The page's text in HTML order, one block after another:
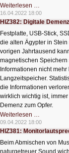
Weiterlesen …
Smartphone
als
16.04.2022 18:00
HIZ382: Digitale Demenz
Festplatte, USB-Stick,
die alten Ägypter in
vorigen Jahrtausend
magnetischen
Informationen nicht
Langzeitspeicher.
die Informationen
wirklich wichtig ist,
Demenz zum Opfer.
Weiterlesen …
Digitale
Demenz
09.04.2022 18:00
HIZ381:
Beim Abmischen von
naturgetreuer Sound